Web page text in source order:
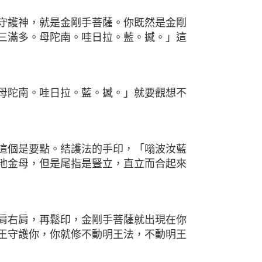
神，就是金剛手菩薩。你既然是金剛
滿多。母陀南。哇日拉。藍。撼。」這
陀南。哇日拉。藍。撼。」就要觀想不
個是要點。結護法的手印，「嗡波汝藍
金母，但是尾指是豎立，直立而合起來
右肩，再鬆印，金剛手菩薩就出現在你
守護你，你就修不動明王法，不動明王